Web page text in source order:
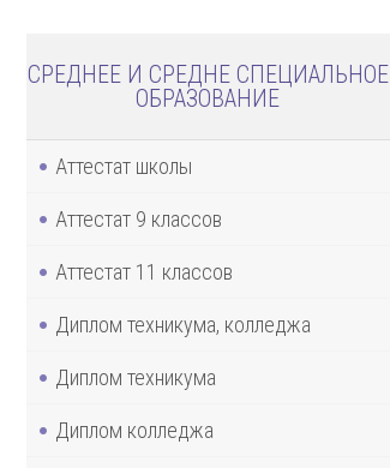
СРЕДНЕЕ И СРЕДНЕ СПЕЦИАЛЬНОЕ
ОБРАЗОВАНИЕ
Аттестат школы
Аттестат 9 классов
Аттестат 11 классов
Диплом техникума, колледжа
Диплом техникума
Диплом колледжа